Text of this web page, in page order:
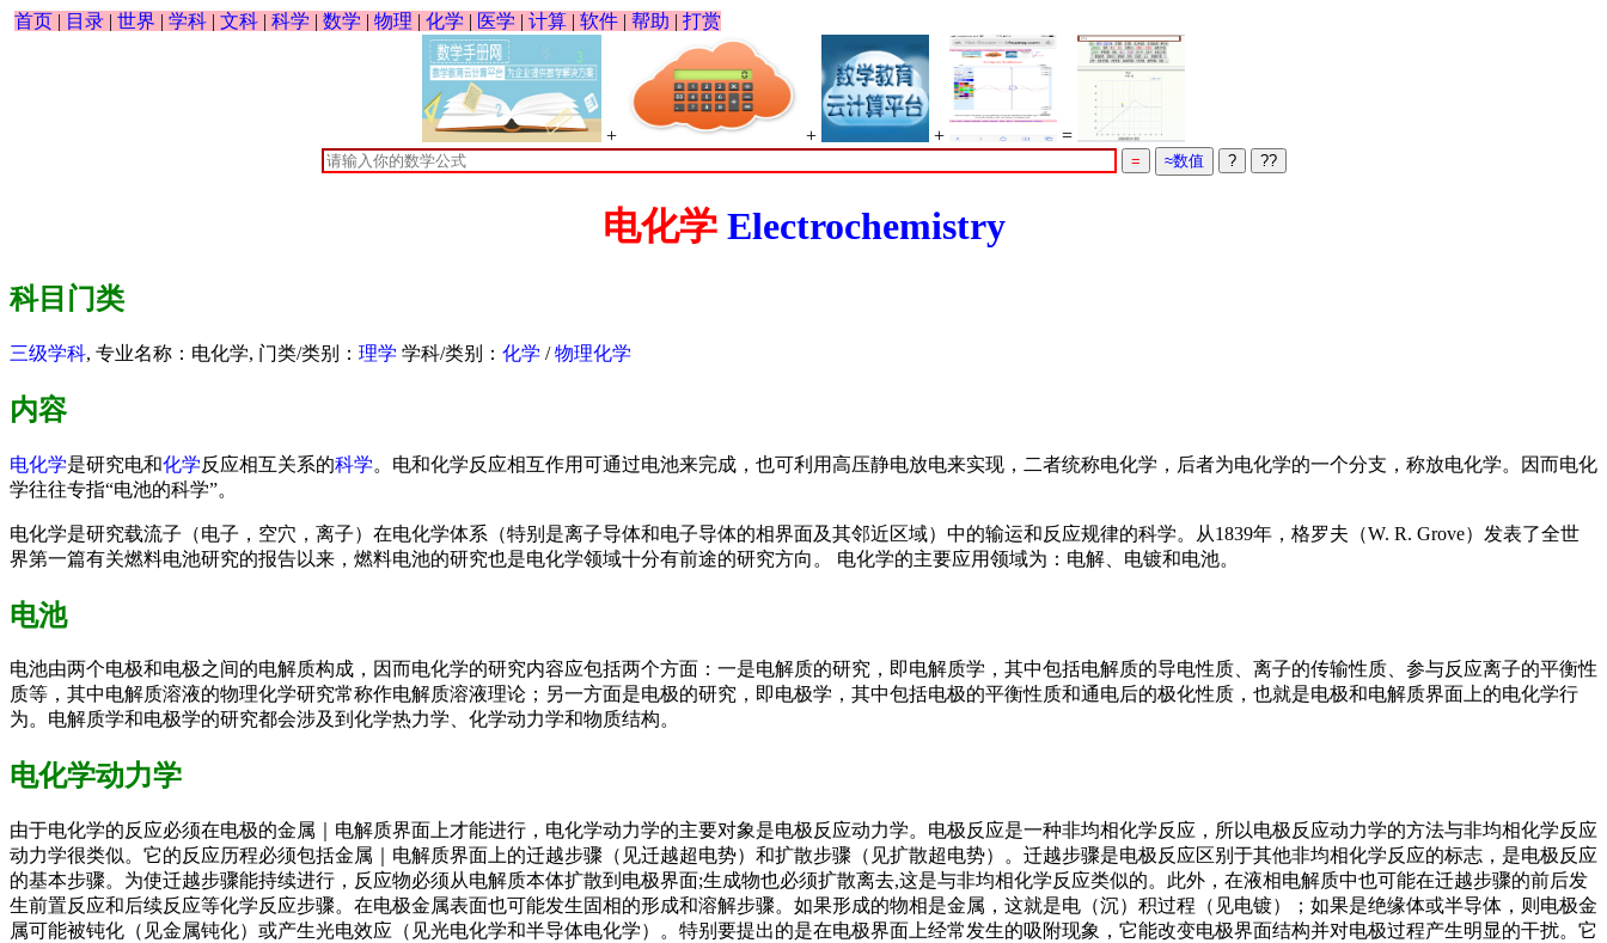
首页 | 目录 | 世界 | 学科 | 文科 | 科学 | 数学 | 物理 | 化学 | 医学 | 计算 | 软件 | 帮助 | 打赏
+ + + =
电化学 Electrochemistry
科目门类
三级学科, 专业名称：电化学, 门类/类别： 理学 学科/类别： 化学 /物理化学
内容
电化学是研究电和化学反应相互关系的科学。电和化学反应相互作用可通过电池来完成，也可利用高压静电放电来实现，二者统称电化学，后者为电化学的一个分支，称放电化学。因而电化
学往往专指“电池的科学”。
电化学是研究载流子（电子，空穴，离子）在电化学体系（特别是离子导体和电子导体的相界面及其邻近区域）中的输运和反应规律的科学。从1839年，格罗夫（W. R. Grove）发表了全世
界第一篇有关燃料电池研究的报告以来，燃料电池的研究也是电化学领域十分有前途的研究方向。 电化学的主要应用领域为：电解、电镀和电池。
电池
电池由两个电极和电极之间的电解质构成，因而电化学的研究内容应包括两个方面：一是电解质的研究，即电解质学，其中包括电解质的导电性质、离子的传输性质、参与反应离子的平衡性
质等，其中电解质溶液的物理化学研究常称作电解质溶液理论；另一方面是电极的研究，即电极学，其中包括电极的平衡性质和通电后的极化性质，也就是电极和电解质界面上的电化学行
为。电解质学和电极学的研究都会涉及到化学热力学、化学动力学和物质结构。
电化学动力学
由于电化学的反应必须在电极的金属｜电解质界面上才能进行，电化学动力学的主要对象是电极反应动力学。电极反应是一种非均相化学反应，所以电极反应动力学的方法与非均相化学反应
动力学很类似。它的反应历程必须包括金属｜电解质界面上的迁越步骤（见迁越超电势）和扩散步骤（见扩散超电势）。迁越步骤是电极反应区别于其他非均相化学反应的标志，是电极反应
的基本步骤。为使迁越步骤能持续进行，反应物必须从电解质本体扩散到电极界面;生成物也必须扩散离去,这是与非均相化学反应类似的。此外，在液相电解质中也可能在迁越步骤的前后发
生前置反应和后续反应等化学反应步骤。在电极金属表面也可能发生固相的形成和溶解步骤。如果形成的物相是金属，这就是电（沉）积过程（见电镀）；如果是绝缘体或半导体，则电极金
属可能被钝化（见金属钝化）或产生光电效应（见光电化学和半导体电化学）。特别要提出的是在电极界面上经常发生的吸附现象，它能改变电极界面结构并对电极过程产生明显的干扰。它